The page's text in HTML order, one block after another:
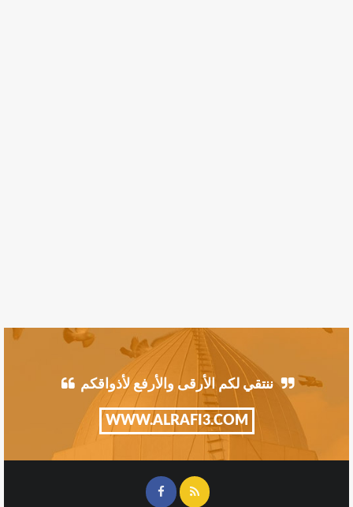
ننتقي لكم الأرقى والأرفع لأذواقكم
WWW.ALRAFI3.COM